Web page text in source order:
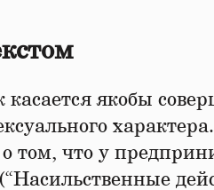
якобы
том, что у